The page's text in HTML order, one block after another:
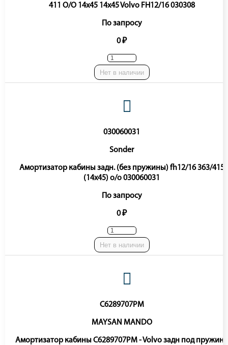
411 O/O 14x45 14x45 Volvo FH12/16 030308
По запросу
0 ₽
Нет в наличии
030060031
Sonder
Амортизатор кабины задн. (без пружины) fh12/16 363/415
(14x45) o/o 030060031
По запросу
0 ₽
Нет в наличии
C6289707PM
MAYSAN MANDO
Амортизатор кабины C6289707PM - Volvo задн под пружину